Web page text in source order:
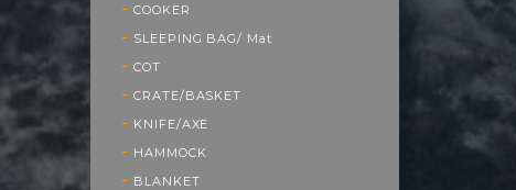
COOKER
SLEEPING BAG/ Mat
COT
CRATE/BASKET
KNIFE/AXE
HAMMOCK
BLANKET